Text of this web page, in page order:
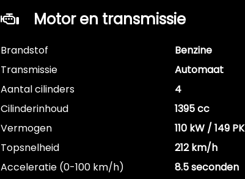
Motor en transmissie
Brandstof
Benzine
Transmissie
Automaat
Aantal cilinders
4
Cilinderinhoud
1395 cc
Vermogen
110 kW / 149 PK
Topsnelheid
212 km/h
Acceleratie (0-100 km/h)
8.5 seconden